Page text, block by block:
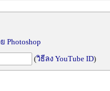
Photoshop
(วิธีลง YouTube ID)